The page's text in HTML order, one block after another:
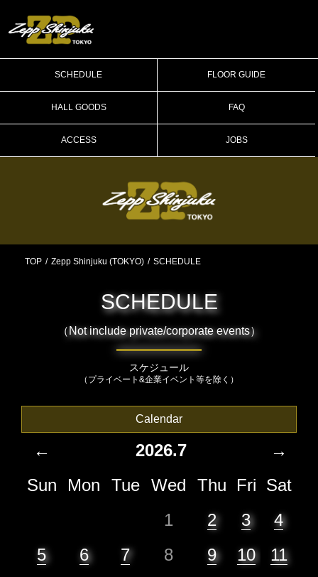
SCHEDULE FLOOR GUIDE
HALL GOODS FAQ
ACCESS JOBS
TOP Zepp Shinjuku (TOKYO) SCHEDULE
SCHEDULE
（Not include private/corporate events）
スケジュール
（プライベート&企業イベント等を除く）
Calendar
← 2026.7
→
Sun
Mon Tue Wed Thu Fri Sat
1
2 3
4
5
6 7 8 9 10
11